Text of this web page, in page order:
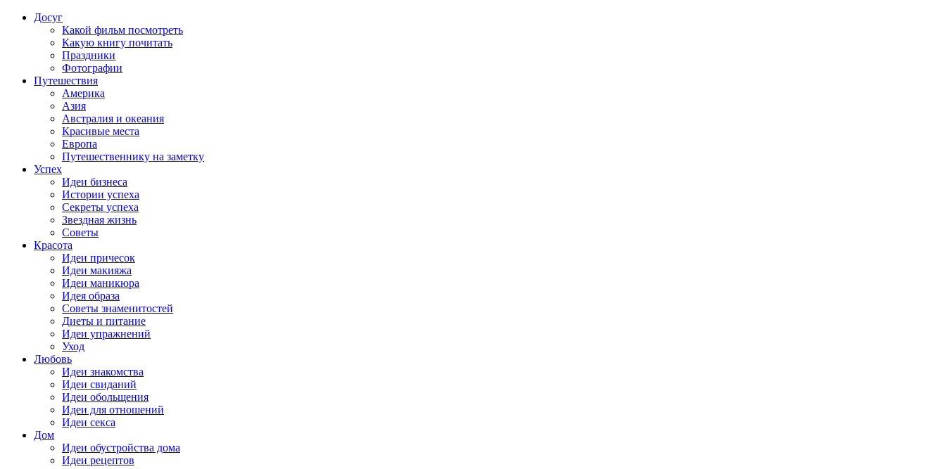
Досуг
Какой фильм посмотреть
Какую книгу почитать
Праздники
Фотографии
Путешествия
Америка
Азия
Австралия и океания
Красивые места
Европа
Путешественнику на заметку
Успех
Идеи бизнеса
Истории успеха
Секреты успеха
Звездная жизнь
Советы
Красота
Идеи причесок
Идеи макияжа
Идеи маникюра
Идея образа
Советы знаменитостей
Диеты и питание
Идеи упражнений
Уход
Любовь
Идеи знакомства
Идеи свиданий
Идеи обольщения
Идеи для отношений
Идеи секса
Дом
Идеи обустройства дома
Идеи рецептов